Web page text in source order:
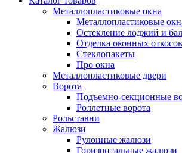
Металлопластиковые окна
Металлопластиковые
Остекление лоджий и
Отделка оконных откосов
Стеклопакеты
Про окна
Металлопластиковые двери
Ворота
Подъемно-секционные
Роллетные ворота
Рольставни
Жалюзи
Рулонные жалюзи
Горизонтальные жалюзи